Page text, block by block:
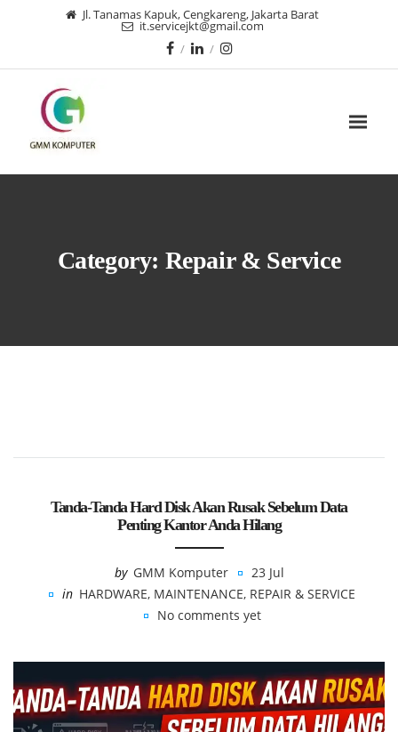
Jl. Tanamas Kapuk, Cengkareng, Jakarta Barat
it.servicejkt@gmail.com
Category: Repair & Service
Tanda-Tanda Hard Disk Akan Rusak Sebelum Data
Penting Kantor Anda Hilang
by GMM Komputer
23 Jul
in HARDWARE, MAINTENANCE, REPAIR & SERVICE
No comments yet